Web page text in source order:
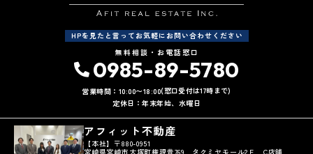
HPを見たと言ってお気軽にお問い合わせください
無料相談・お電話窓口
0985-89-5780
営業時間：10:00〜18:00(窓口受付は17時まで)
定休日：年末年始、水曜日
アフィット不動産
【本社】〒880-0951
宮崎県宮崎市大塚町権現昔769 タクミヤモール2Ｆ C店舗